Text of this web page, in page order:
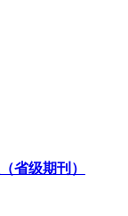
（省级期刊）